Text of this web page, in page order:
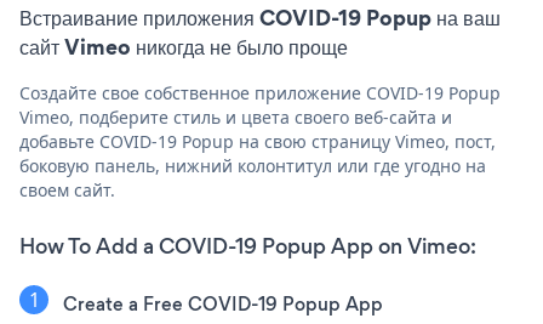
Встраивание приложения COVID-19 Popup на ваш
сайт Vimeo никогда не было проще
Создайте свое собственное приложение COVID-19 Popup
Vimeo, подберите стиль и цвета своего веб-сайта и
добавьте COVID-19 Popup на свою страницу Vimeo, пост,
боковую панель, нижний колонтитул или где угодно на
своем сайт.
How To Add a COVID-19 Popup App on Vimeo:
Create a Free COVID-19 Popup App